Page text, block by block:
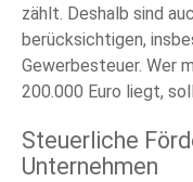
zählt. Deshalb sind
berücksichtigen,
Gewerbesteuer. Wer
200.000 Euro liegt,
Steuerliche
Unternehmen